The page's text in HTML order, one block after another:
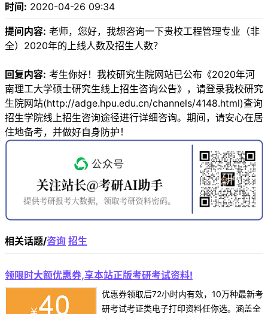
时间: 2020-04-26 09:34
提问内容: 老师，您好，我想咨询一下贵校工程管理专业（非
全）2020年的上线人数及招生人数？
回复内容: 考生你好！我校研究生院网站已公布《2020年河
南理工大学硕士研究生线上招生咨询公告》，请登录我校研究
生院网站(http://adge.hpu.edu.cn/channels/4148.html)查询
招生学院线上招生咨询途径进行详细咨询。期间，请安心在居
住地备考，并做好自身防护！
相关话题/咨询 招生
领限时大额优惠券,享本站正版考研考试资料!
优惠券领取后72小时内有效，10万种最新考
研考试考证类电子打印资料任你选。涵盖全